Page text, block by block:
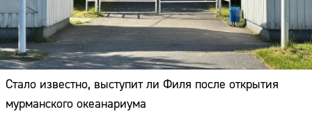
Стало известно, выступит ли Филя после открытия
мурманского океанариума